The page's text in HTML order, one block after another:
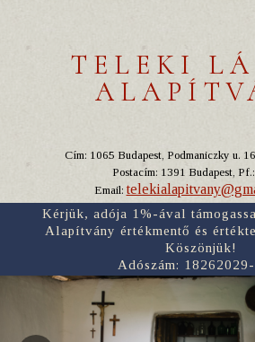
TELEKI
Cím: 1065 Budapest, Podmaniczky u.
Postacím: 1391 Budapest,
Email:
Kérjük, adója 1%-ával
Alapítvány értékmentő és
Köszönjük!
Adószám: